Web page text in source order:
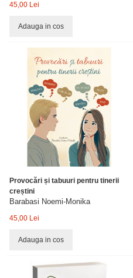
45,00 Lei
Adauga in cos
Provocări și tabuuri pentru tinerii
creștini
Barabasi Noemi-Monika
45,00 Lei
Adauga in cos